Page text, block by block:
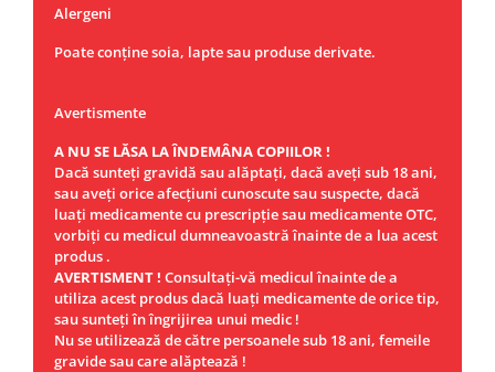
Alergeni
Poate conține soia, lapte sau produse derivate.
Avertismente
A NU SE LĂSA LA ÎNDEMÂNA COPIILOR !
Dacă sunteţi gravidă sau alăptaţi, dacă aveţi sub 18 ani,
sau aveţi orice afecţiuni cunoscute sau suspecte, dacă
luaţi medicamente cu prescripţie sau medicamente OTC,
vorbiţi cu medicul dumneavoastră înainte de a lua acest
produs .
AVERTISMENT ! Consultaţi-vă medicul înainte de a
utiliza acest produs dacă luaţi medicamente de orice tip,
sau sunteţi în îngrijirea unui medic !
Nu se utilizează de către persoanele sub 18 ani, femeile
gravide sau care alăptează !